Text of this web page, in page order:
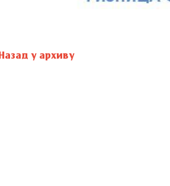
Назад у архиву